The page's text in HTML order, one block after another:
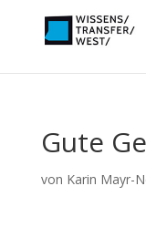
Gute
von Karin Mayr-